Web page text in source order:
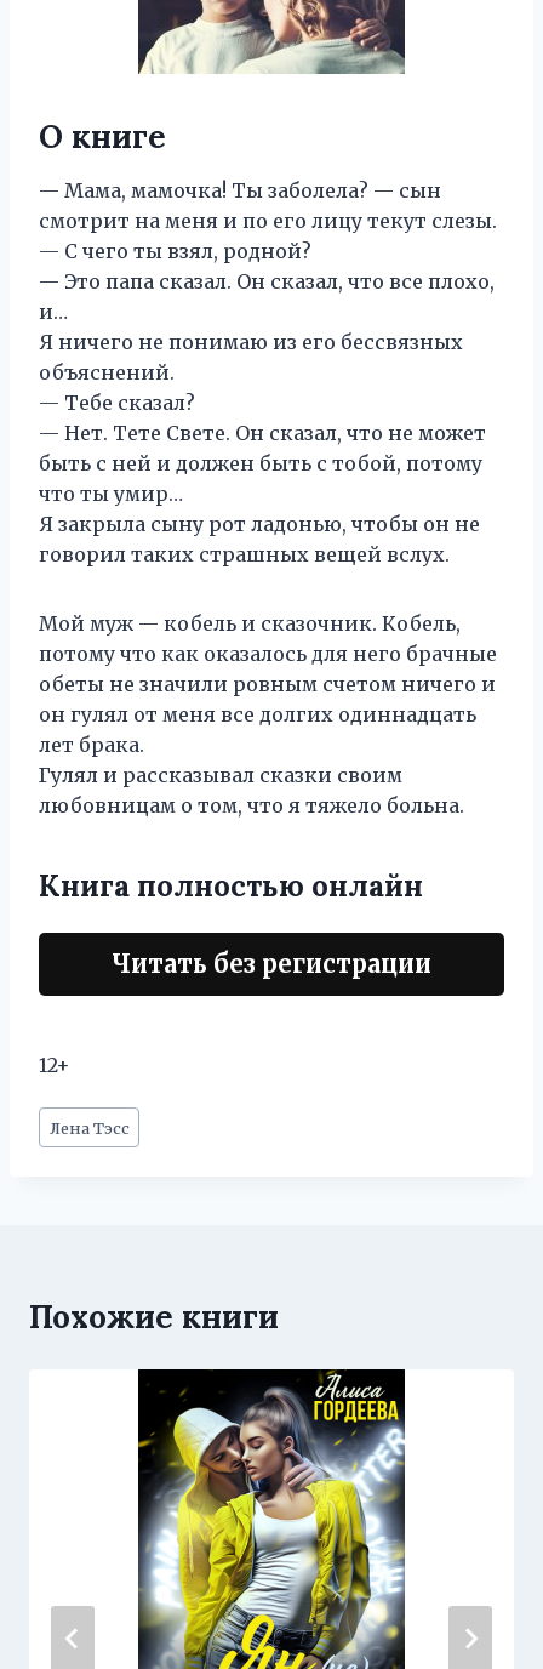
О книге
— Мама, мамочка! Ты заболела? — сын
смотрит на меня и по его лицу текут слезы.
— С чего ты взял, родной?
— Это папа сказал. Он сказал, что все плохо,
и…
Я ничего не понимаю из его бессвязных
объяснений.
— Тебе сказал?
— Нет. Тете Свете. Он сказал, что не может
быть с ней и должен быть с тобой, потому
что ты умир…
Я закрыла сыну рот ладонью, чтобы он не
говорил таких страшных вещей вслух.
Мой муж — кобель и сказочник. Кобель,
потому что как оказалось для него брачные
обеты не значили ровным счетом ничего и
он гулял от меня все долгих одиннадцать
лет брака.
Гулял и рассказывал сказки своим
любовницам о том, что я тяжело больна.
Книга полностью онлайн
Читать без регистрации
12+
Метки
записи:
Лена Тэсс
Похожие книги